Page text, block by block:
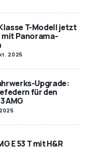
T-Modell jetzt
mit Panorama-
2025
Upgrade:
für den
AMG
E 53 T mit H&R